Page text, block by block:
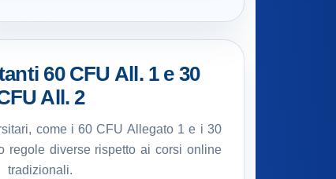
60 CFU All. 1 e 30
All. 2
come i 60 CFU Allegato 1 e i 30
regole diverse rispetto ai corsi online
tradizionali.